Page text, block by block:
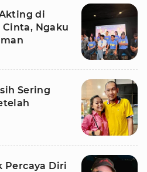
di
Ngaku
Sering
Percaya Diri